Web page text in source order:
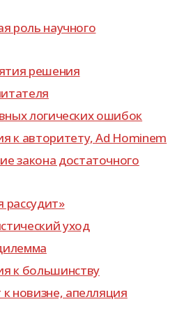
роль науч­ного
решения
логи­че­ских ошибок
к авто­ри­тету, Ad Hominem
закона доста­точ­ного
рас­су­дит»
уход
к большинству
к новизне, апел­ля­ция